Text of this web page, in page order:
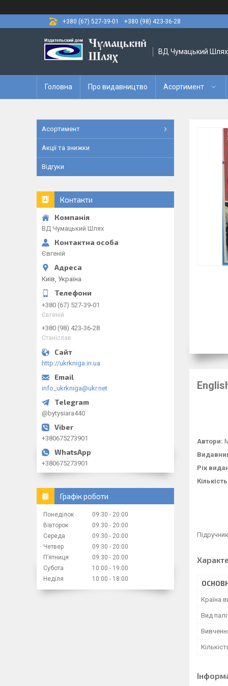
+380 (67) 527-39-01
+380 (98) 423-36-28
ВД Чумацький Шлях
Головна Про видавництво Асортимент
Автори:
Рік
Підручник
Країна
Вид
Асортимент
Акції та знижки
Відгуки
Контакти
ВД Чумацький Шлях
Євгеній
Київ, Україна
+380 (67) 527-39-01
Євгеній
+380 (98) 423-36-28
Станіслав
http://ukrkniga.in.ua
info_ukrkniga@ukr.net
@bytysiara440
+380675273901
+380675273901
Графік роботи
Понеділок 09:30
20:00
Вівторок
09:30
20:00
Середа
09:30
20:00
Четвер
09:30
20:00
Пʼятниця
09:30
20:00
Субота
10:00
19:00
Неділя
10:00 18:00